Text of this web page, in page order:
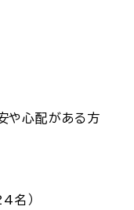
心配がある方
）